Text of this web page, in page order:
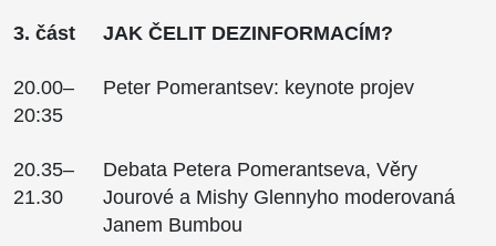
3. část JAK ČELIT DEZINFORMACÍM?
20.00–
20:35
Peter Pomerantsev: keynote projev
20.35–
21.30
Debata Petera Pomerantseva, Věry
Jourové a Mishy Glennyho moderovaná
Janem Bumbou